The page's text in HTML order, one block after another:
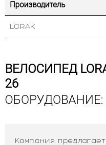
Производитель
LORAK
ВЕЛОСИПЕД
26
ОБОРУДОВАНИЕ:
Компания